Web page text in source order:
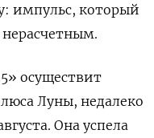
импульс, который
нерасчетным.
осуществит
Луны, недалеко
Она успела